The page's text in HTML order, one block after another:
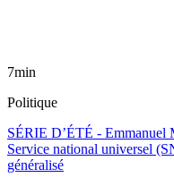
7min
Politique
SÉRIE D’ÉTÉ - Emmanuel
Service national universel
généralisé